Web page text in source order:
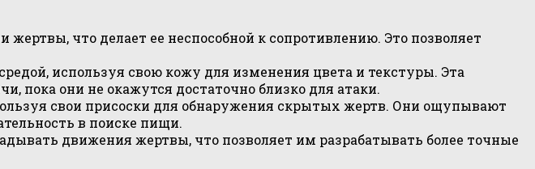
что делает ее неспособной к сопротивлению. Это позволяет
используя свою кожу для изменения цвета и текстуры. Эта
пока они не окажутся достаточно близко для атаки.
свои присоски для обнаружения скрытых жертв. Они ощупывают
в поиске пищи.
движения жертвы, что позволяет им разрабатывать более точные